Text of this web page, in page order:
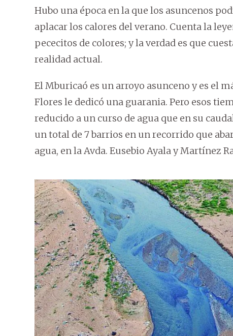
Hubo una época en la que los asuncenos
aplacar los calores del verano. Cuenta la
pececitos de colores; y la verdad es que
realidad actual.
El Mburicaó es un arroyo asunceno y es el
Flores le dedicó una guarania. Pero esos
reducido a un curso de agua que en su
un total de 7 barrios en un recorrido que
agua, en la Avda. Eusebio Ayala y Martínez